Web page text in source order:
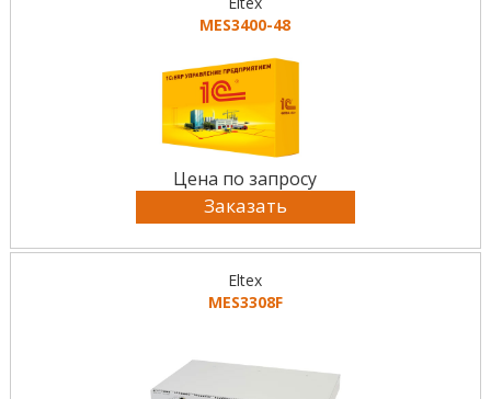
MES3400-48
Цена по запросу
Заказать
Eltex
MES3308F